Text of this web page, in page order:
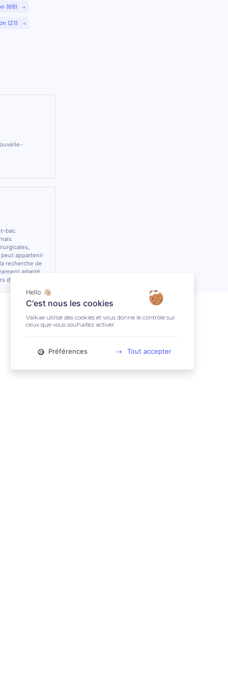
(69)
(21)
bac.
appartenir
recherche de
adapté.
Hello 👋🏼
C'est nous les cookies
Valkae utilise des cookies et vous donne le contrôle sur
ceux que vous souhaitez activer.
Préférences Tout accepter